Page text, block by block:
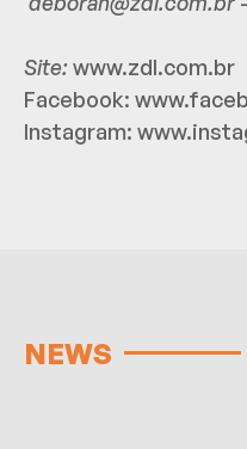
Site:www.zdl.com.br
Facebook:
Instagram:
NEWS